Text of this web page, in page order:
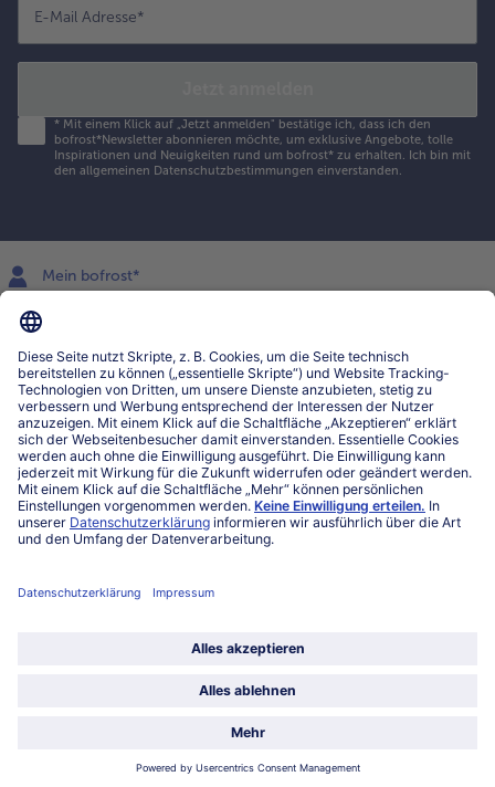
E-Mail Adresse*
* Mit einem Klick auf „Jetzt anmelden" bestätige ich, dass ich den
bofrost*Newsletter abonnieren möchte, um exklusive Angebote, tolle
Inspirationen und Neuigkeiten rund um bofrost* zu erhalten. Ich bin mit
den allgemeinen Datenschutzbestimmungen einverstanden.
Mein bofrost*
www.bofrost.lu
027863232
Mo-Fr. von 7 bis 20 Uhr
Service
Über bofrost*